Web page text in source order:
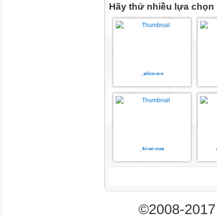
Mức 3
TL TN
Số câu
Hãy thử nhiều lựa chọn
_alice-o-x
_ki-uc-cua
©2008-